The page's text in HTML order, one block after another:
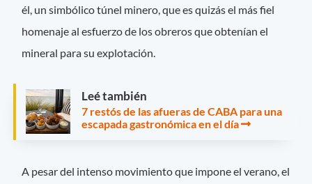
él, un simbólico túnel minero, que es quizás el más fiel
homenaje al esfuerzo de los obreros que obtenían el
mineral para su explotación.
Leé también
7 restós de las afueras de CABA para una
escapada gastronómica en el día
A pesar del intenso movimiento que impone el verano, el